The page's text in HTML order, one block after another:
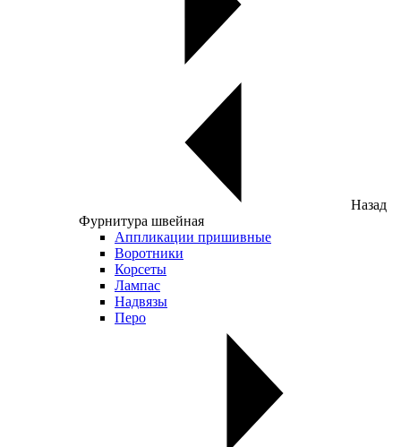
Назад
Фурнитура швейная
Аппликации пришивные
Воротники
Корсеты
Лампас
Надвязы
Перо